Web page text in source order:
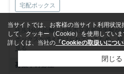
宅配ボックス
徒歩3分の距離に大阪市立宮原中学校が
ボックスが備え付けられているため、好
見る
募集中の部屋
当サイトでは、お客様の当サイト利用状
して、クッキー（Cookie）を使用していま
詳しくは、当社の 「Cookieの取扱いについ
閉じる